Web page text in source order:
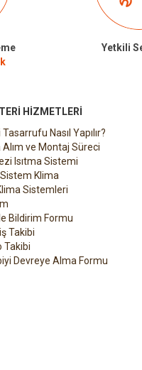
Yetkili
HIZMETLERI
Tasarrufu Nasıl Yapılır?
Alım ve Montaj Süreci
Isıtma Sistemi
Klima
Sistemleri
Bildirim Formu
Takibi
Takibi
Devreye Alma Formu